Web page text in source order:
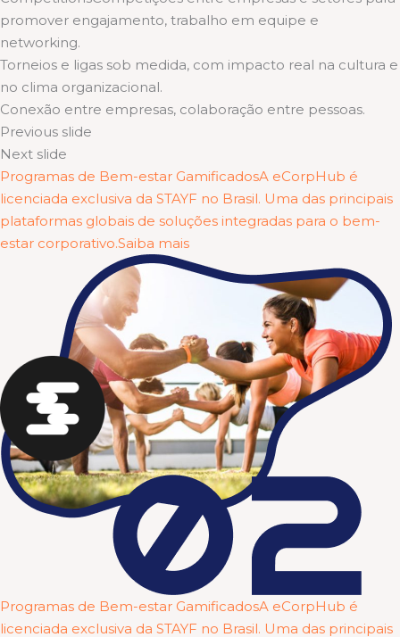
promover engajamento, trabalho em equipe e
networking.
Torneios e ligas sob medida, com impacto real na cultura e
no clima organizacional.
Conexão entre empresas, colaboração entre pessoas.
Previous slide
Next slide
Programas de Bem-estar GamificadosA eCorpHub é
licenciada exclusiva da STAYF no Brasil. Uma das principais
plataformas globais de soluções integradas para o bem-
estar corporativo.Saiba mais
Programas de Bem-estar GamificadosA eCorpHub é
licenciada exclusiva da STAYF no Brasil. Uma das principais